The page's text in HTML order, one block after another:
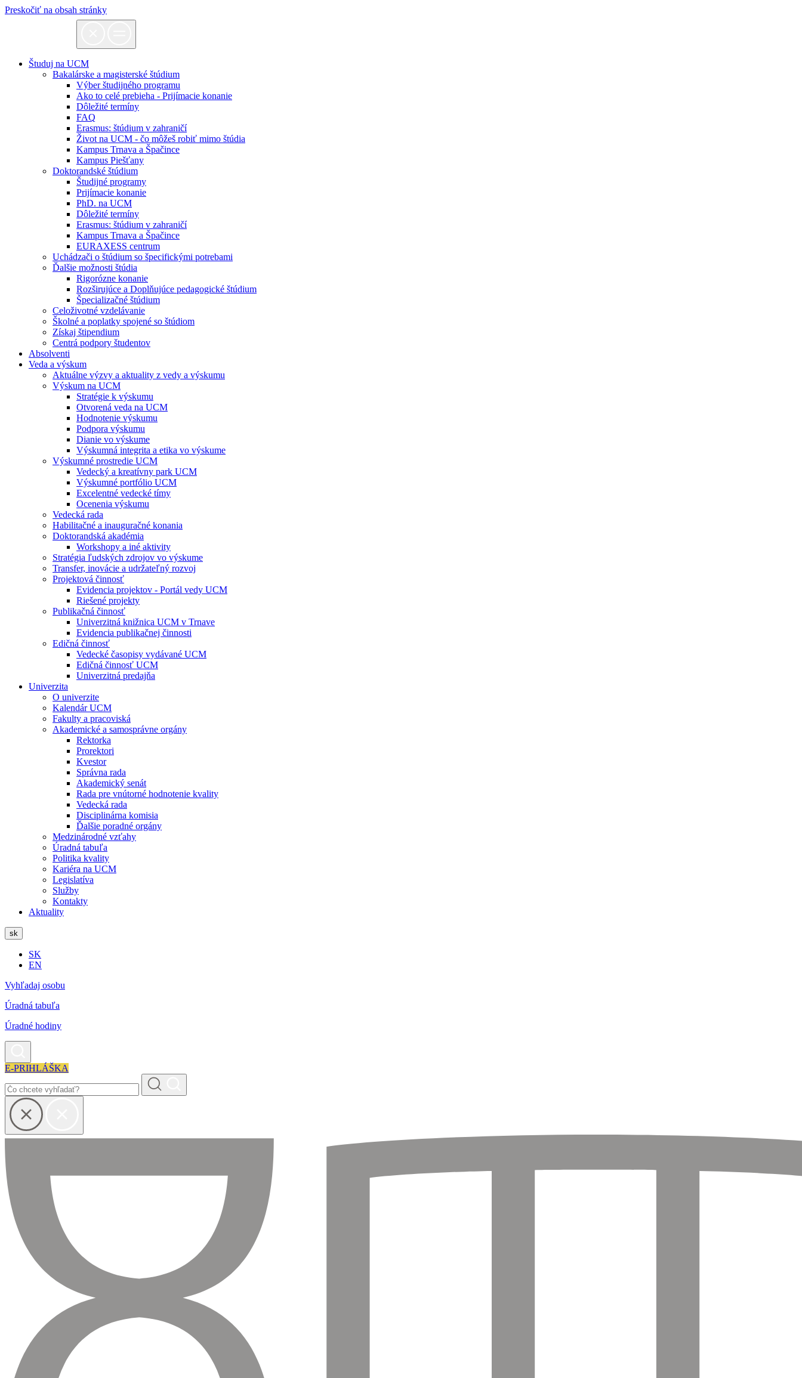
Preskočiť na obsah stránky
Študuj na UCM
Bakalárske a magisterské štúdium
Výber študijného programu
Ako to celé prebieha - Prijímacie konanie
Dôležité termíny
FAQ
Erasmus: štúdium v zahraničí
Život na UCM - čo môžeš robiť mimo štúdia
Kampus Trnava a Špačince
Kampus Piešťany
Doktorandské štúdium
Študijné programy
Prijímacie konanie
PhD. na UCM
Dôležité termíny
Erasmus: štúdium v zahraničí
Kampus Trnava a Špačince
EURAXESS centrum
Uchádzači o štúdium so špecifickými potrebami
Ďalšie možnosti štúdia
Rigorózne konanie
Rozširujúce a Doplňujúce pedagogické štúdium
Špecializačné štúdium
Celoživotné vzdelávanie
Školné a poplatky spojené so štúdiom
Získaj štipendium
Centrá podpory študentov
Absolventi
Veda a výskum
Aktuálne výzvy a aktuality z vedy a výskumu
Výskum na UCM
Stratégie k výskumu
Otvorená veda na UCM
Hodnotenie výskumu
Podpora výskumu
Dianie vo výskume
Výskumná integrita a etika vo výskume
Výskumné prostredie UCM
Vedecký a kreatívny park UCM
Výskumné portfólio UCM
Excelentné vedecké tímy
Ocenenia výskumu
Vedecká rada
Habilitačné a inauguračné konania
Doktorandská akadémia
Workshopy a iné aktivity
Stratégia ľudských zdrojov vo výskume
Transfer, inovácie a udržateľný rozvoj
Projektová činnosť
Evidencia projektov - Portál vedy UCM
Riešené projekty
Publikačná činnosť
Univerzitná knižnica UCM v Trnave
Evidencia publikačnej činnosti
Edičná činnosť
Vedecké časopisy vydávané UCM
Edičná činnosť UCM
Univerzitná predajňa
Univerzita
O univerzite
Kalendár UCM
Fakulty a pracoviská
Akademické a samosprávne orgány
Rektorka
Prorektori
Kvestor
Správna rada
Akademický senát
Rada pre vnútorné hodnotenie kvality
Vedecká rada
Disciplinárna komisia
Ďalšie poradné orgány
Medzinárodné vzťahy
Úradná tabuľa
Politika kvality
Kariéra na UCM
Legislatíva
Služby
Kontakty
Aktuality
sk
SK
EN
Vyhľadaj osobu
Úradná tabuľa
Úradné hodiny
E-PRIHLÁŠKA